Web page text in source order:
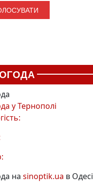
уТернополі
на sinoptik.ua в Одесі